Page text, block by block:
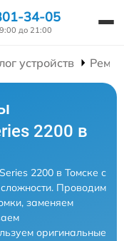
34-05
до 21:00
устройств
2200 в
2200 в Томске с
Проводим
заменяем
оригинальные